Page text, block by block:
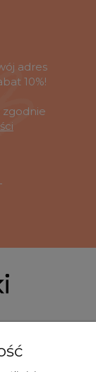
adres
10%!